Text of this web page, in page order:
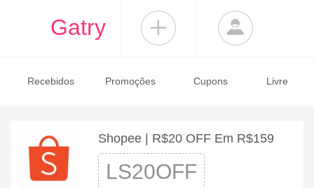
Gatry
Recebidos Promoções Cupons Livre
Shopee | R$20 OFF Em R$159
LS20OFF